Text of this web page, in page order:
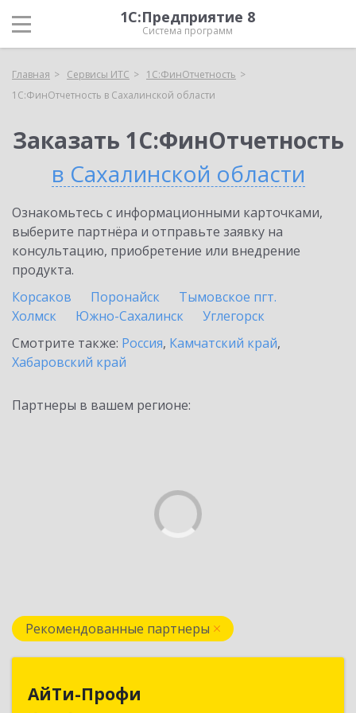
1С:Предприятие 8
Система программ
Главная Сервисы ИТС
1С:ФинОтчетность
1С:ФинОтчетность в Сахалинской области
Заказать 1С:ФинОтчетность
в Сахалинской области
Ознакомьтесь с информационными карточками,
выберите партнёра и отправьте заявку на
консультацию, приобретение или внедрение
продукта.
Корсаков
Поронайск
Тымовское пгт.
Холмск
Южно-Сахалинск
Углегорск
Смотрите также: Россия, Камчатский край,
Хабаровский край
Партнеры в вашем регионе:
Рекомендованные партнеры
АйТи-Профи